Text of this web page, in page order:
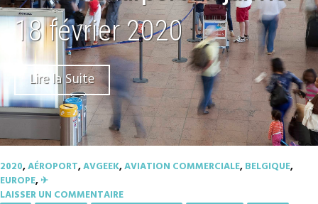
18 février 2020
Lire la Suite
2020,AÉROPORT,AVGEEK,AVIATION COMMERCIALE,BELGIQUE,
EUROPE,✈︎
LAISSER UN COMMENTAIRE